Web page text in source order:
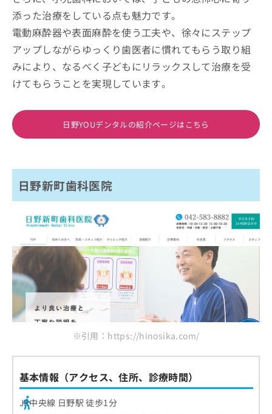
添った治療をしている点も魅力です。
電動麻酔器や表面麻酔を使う工夫や、徐々にステップ
アップしながらゆっくり歯医者に慣れてもらう取り組
みにより、なるべく子どもにリラックスして治療を受
けてもらうことを実現しています。
日野YOUデンタルの紹介ページはこちら
日野新町歯科医院
※引用：https://hinosika.com/
基本情報（アクセス、住所、診療時間）
JR中央線 日野駅 徒歩1分